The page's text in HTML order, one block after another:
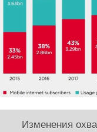
Изменения